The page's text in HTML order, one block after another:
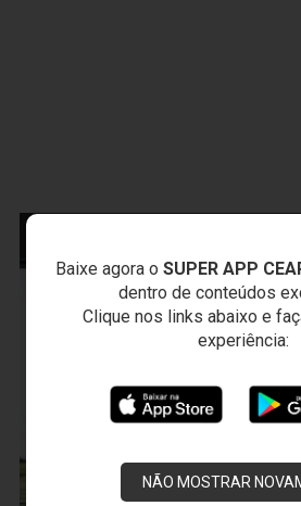
Baixe agora o SUPER APP
dentro de conteúdos
Clique nos links abaixo e
experiência:
NÃO MOSTRAR